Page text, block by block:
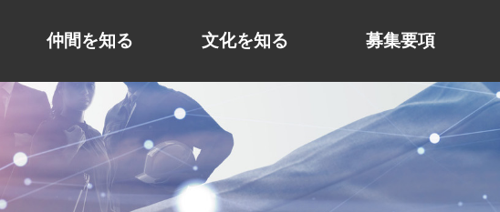
仲間を知る 文化を知る 募集要項